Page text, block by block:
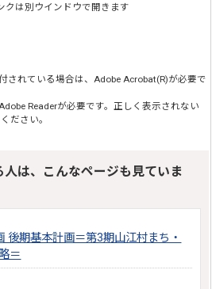
クは別ウインドウで開きます
されている場合は、 Adobe Acrobat(R)が必要で
Adobe Readerが必要です。正しく表示されない
ださい。
は、こんなページも見ていま
後期基本計画＝第3期山江村まち・
＝